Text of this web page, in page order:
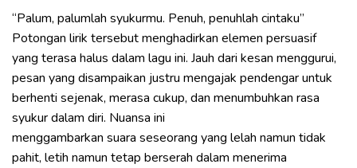
“Palum, palumlah syukurmu. Penuh, penuhlah cintaku”
Potongan lirik tersebut menghadirkan elemen persuasif
yang terasa halus dalam lagu ini. Jauh dari kesan menggurui,
pesan yang disampaikan justru mengajak pendengar untuk
berhenti sejenak, merasa cukup, dan menumbuhkan rasa
syukur dalam diri. Nuansa ini
menggambarkan suara seseorang yang lelah namun tidak
pahit, letih namun tetap berserah dalam menerima